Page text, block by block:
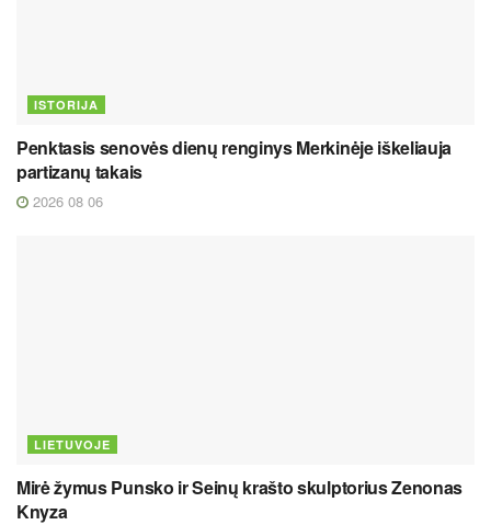
ISTORIJA
Penktasis senovės dienų renginys Merkinėje iškeliauja
partizanų takais
2026 08 06
LIETUVOJE
Mirė žymus Punsko ir Seinų krašto skulptorius Zenonas
Knyza